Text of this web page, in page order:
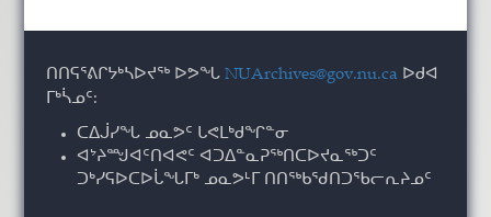
ᑎᑎᕋᕐᕕᒋᔭᒃᓴᐅᔪᖅ ᐅᕗᖓNUArchives@gov.nu.ca ᐅᑯᐊ
ᒥᒃᓵᓄᑦ:
ᑕᐃᒎᓯᖓ ᓄᓇᕗᑦ ᒐᕙᒪᒃᑯᖏᓐᓂ
ᐊᔾᔨᙳᐊᑦᑎᐊᕙᑦ ᐊᑐᐃᓐᓇᕈᖅᑎᑕᐅᔪᓇᖅᑐᑦ
ᑐᒃᓯᕋᐅᑕᐅᒑᖓᒥᒃ ᓄᓇᕗᒻᒥ ᑎᑎᖅᑲᖁᑎᑐᖃᓕᕆᔨᓄᑦ